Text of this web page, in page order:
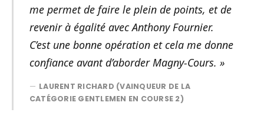
me permet de faire le plein de points, et de
revenir à égalité avec Anthony Fournier.
C’est une bonne opération et cela me donne
confiance avant d’aborder Magny-Cours. »
LAURENT RICHARD (VAINQUEUR DE LA
CATÉGORIE GENTLEMEN EN COURSE 2)